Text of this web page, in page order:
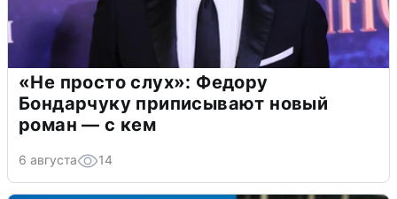
«Не просто слух»: Федору
Бондарчуку приписывают новый
роман — с кем
6 августа 14